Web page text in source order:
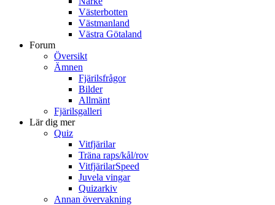
Västerbotten
Västmanland
Västra Götaland
Forum
Översikt
Ämnen
Fjärilsfrågor
Bilder
Allmänt
Fjärilsgalleri
Lär dig mer
Quiz
Vitfjärilar
Träna raps/kål/rov
VitfjärilarSpeed
Juvela vingar
Quizarkiv
Annan övervakning